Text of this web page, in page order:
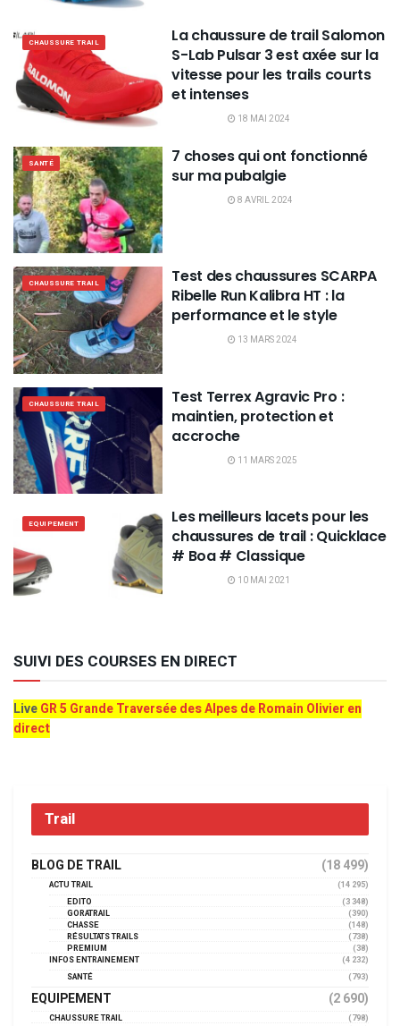
CHAUSSURE TRAIL
La chaussure de trail Salomon
S-Lab Pulsar 3 est axée sur la
vitesse pour les trails courts
et intenses
18 MAI 2024
SANTÉ
7 choses qui ont fonctionné
sur ma pubalgie
8 AVRIL 2024
CHAUSSURE TRAIL
Test des chaussures SCARPA
Ribelle Run Kalibra HT : la
performance et le style
13 MARS 2024
CHAUSSURE TRAIL
Test Terrex Agravic Pro :
maintien, protection et
accroche
11 MARS 2025
EQUIPEMENT
Les meilleurs lacets pour les
chaussures de trail : Quicklace
# Boa # Classique
10 MAI 2021
SUIVI DES COURSES EN DIRECT
LiveGR 5 Grande Traversée des Alpes de Romain Olivier en
direct
Trail
BLOG DE TRAIL (18 499)
ACTU TRAIL
(14 295)
EDITO
(3 348)
GORATRAIL
(390)
CHASSE
(148)
RÉSULTATS TRAILS
(738)
PREMIUM
(38)
INFOS ENTRAINEMENT
(4 232)
SANTÉ
(793)
EQUIPEMENT (2 690)
CHAUSSURE TRAIL
(798)